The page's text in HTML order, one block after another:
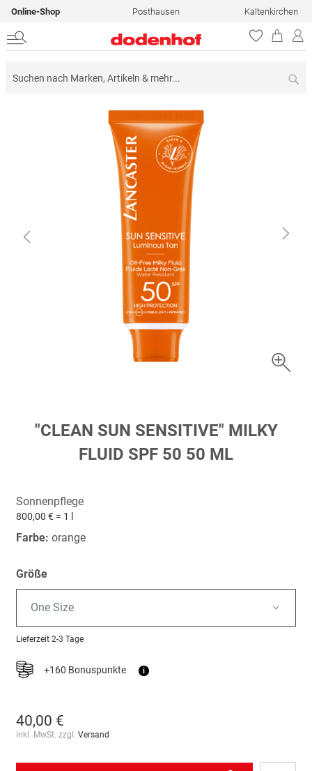
Online-Shop Posthausen Kaltenkirchen
Anfang"CLEAN SUN SENSITIVE" MILKY
FLUID SPF 50 50 ML
Sonnenpflege
800,00 € = 1 l
Farbe: orange
Größe
One Size
Lieferzeit 2-3 Tage
+160 Bonuspunkte i
40,00 €
inkl. MwSt. zzgl. Versand